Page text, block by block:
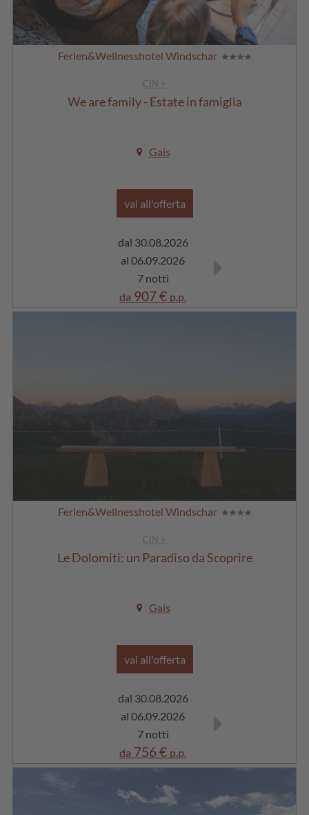
Ferien&Wellnesshotel Windschar
CIN +
We are family - Estate in famiglia
Gais
vai all'offerta
dal 30.08.2026
al 06.09.2026
7 notti
da 907 € p.p.
Ferien&Wellnesshotel Windschar
CIN +
Le Dolomiti: un Paradiso da Scoprire
Gais
vai all'offerta
dal 30.08.2026
al 06.09.2026
7 notti
da 756 € p.p.